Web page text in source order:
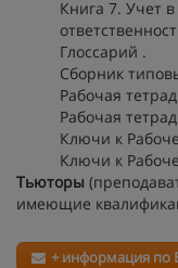
Книга 7. Учет
Глоссарий .
Сборник
Рабочая
Рабочая
Ключи к
Ключи к
Тьюторы
имеющие
+ информация по